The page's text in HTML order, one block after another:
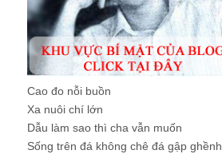
Cao đo nỗi buồn
Xa nuôi chí lớn
Dẫu làm sao thì cha vẫn muốn
Sống trên đá không chê đá gập ghềnh